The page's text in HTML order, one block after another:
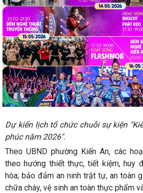
Dự kiến lịch tổ chức chuỗi sự kiện
phúc năm 2026".
Theo UBND phường Kiến An, các
theo hướng thiết thực, tiết kiệm, huy
hóa; bảo đảm an ninh trật tự, an toàn
chữa cháy, vệ sinh an toàn thực phẩm